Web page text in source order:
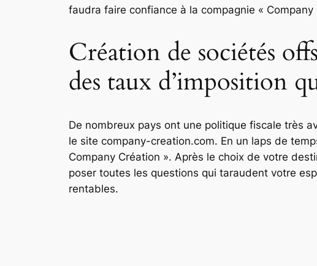
faudra faire confiance à la compagnie « Company
Création de sociétés
des taux d’imposition
De nombreux pays ont une politique fiscale très
le site company-creation.com. En un laps de
Company Création ». Après le choix de votre
poser toutes les questions qui taraudent votre
rentables.